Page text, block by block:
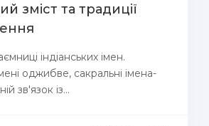
зміст та традиції
індіанських імен.
оджибве, сакральні імена-
зв'язок із...